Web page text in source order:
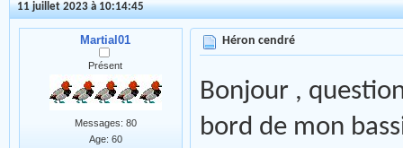
11 juillet 2023 à 10:14:45
Martial01
Présent
Messages: 80
Age: 60
Héron cendré
Bonjour ,
bord de mon